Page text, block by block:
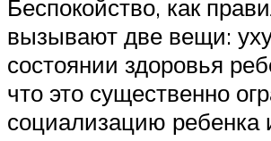
Беспокойство, как
вызывают две вещи:
состоянии здоровья
что это существенно
социализацию ребенка